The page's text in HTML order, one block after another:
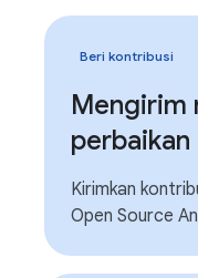
Beri kontribusi
Mengirim
perbaikan
Kirimkan
Open Source